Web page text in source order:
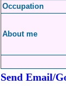
Occupation
About me
Send Email/